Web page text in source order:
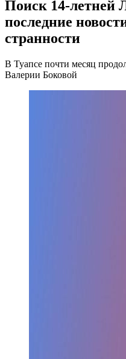
Поиск 14-летней
последние
странности
В Туапсе почти месяц
Валерии Боковой